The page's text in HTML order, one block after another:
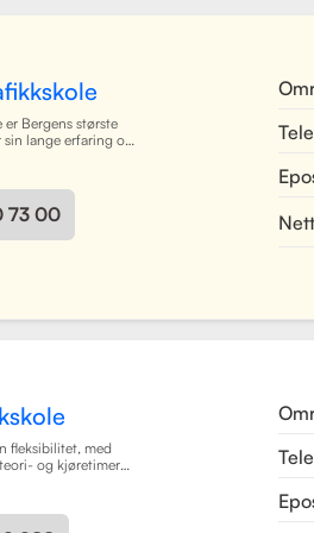
er Bergens største
lange erfaring og
kjørelærere
et trygt og vennlig
sentrum,
Centrum hele
Skolen har utviklet
for å forberede
av teori og
73 00
fleksibilitet, med
og kjøretimer
Trafikkskole som